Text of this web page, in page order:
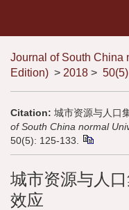
Journal of South China
Edition) > 2018 > 50(5)
Citation: 城市资源与人口
of South China normal
50(5): 125-133.
城市资源与人
效应